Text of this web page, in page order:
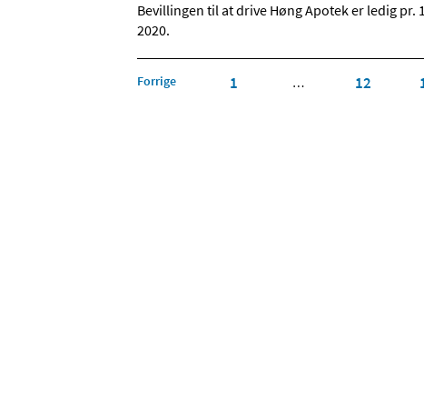
Bevillingen til at drive Høng Apotek er ledig pr.
2020.
Forrige 1 … 12